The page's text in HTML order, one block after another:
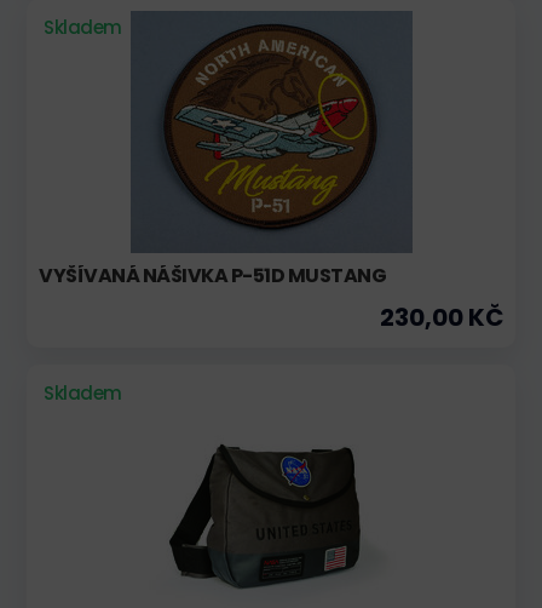
Skladem
VYŠÍVANÁ NÁŠIVKA P-51D MUSTANG
230,00 KČ
Skladem